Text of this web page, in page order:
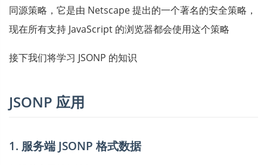
同源策略，它是由 Netscape 提出的一个著名的安全策略，
现在所有支持 JavaScript 的浏览器都会使用这个策略
接下我们将学习 JSONP 的知识
JSONP 应用
1. 服务端 JSONP 格式数据